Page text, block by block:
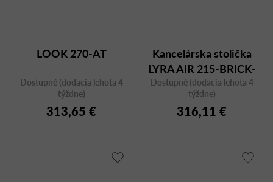
LOOK 270-AT
Dostupné (dodacia lehota 4
týždne)
313,65 €
Kancelárska stolička
LYRA AIR 215-BRICK-
AT v tehlovom
prevedení
Dostupné (dodacia lehota 4
týždne)
316,11 €